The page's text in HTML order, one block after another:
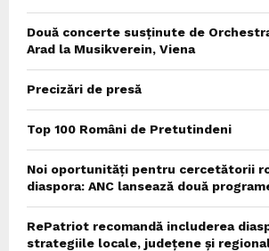
Două concerte susținute de
Arad la Musikverein, Viena
Precizări de presă
Top 100 Români de Pretutindeni
Noi oportunități pentru cercetătorii
diaspora: ANC lansează două
RePatriot recomandă includerea
strategiile locale, județene și